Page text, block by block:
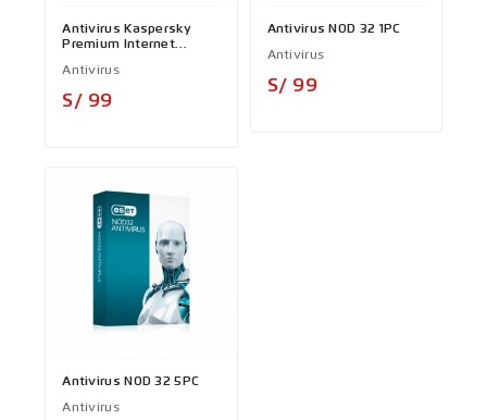
Antivirus Kaspersky
Premium Internet
Antivirus
S/ 99
Antivirus NOD 32 1PC
Antivirus
S/ 99
Antivirus NOD 32 5PC
Antivirus